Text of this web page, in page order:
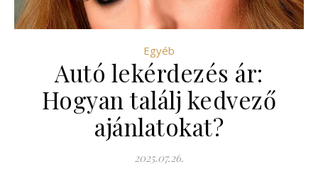
Egyéb
Autó lekérdezés ár:
Hogyan találj kedvező
ajánlatokat?
2025.07.26.